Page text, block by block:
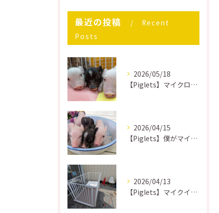
最近の投稿
Recent
Posts
2026/05/18
【Piglets】マイクロブタはどうして飼うのが大変なのか？
2026/04/15
【Piglets】僕がマイクロブタを飼って後悔したこと
2026/04/13
【Piglets】マイクイロブタ用ケージを作る